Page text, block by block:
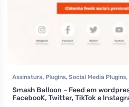
Assinatura, Plugins, Social Media Plugins,
Smash Balloon – Feed em
FacebooK, Twitter, TikTok e